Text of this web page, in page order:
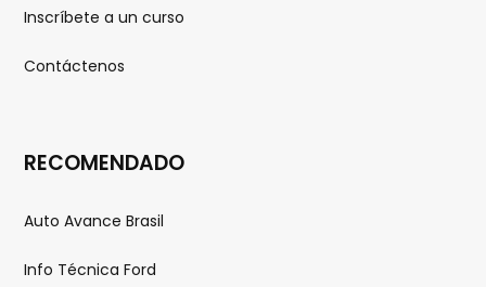
Inscríbete a un curso
Contáctenos
RECOMENDADO
Auto Avance Brasil
Info Técnica Ford